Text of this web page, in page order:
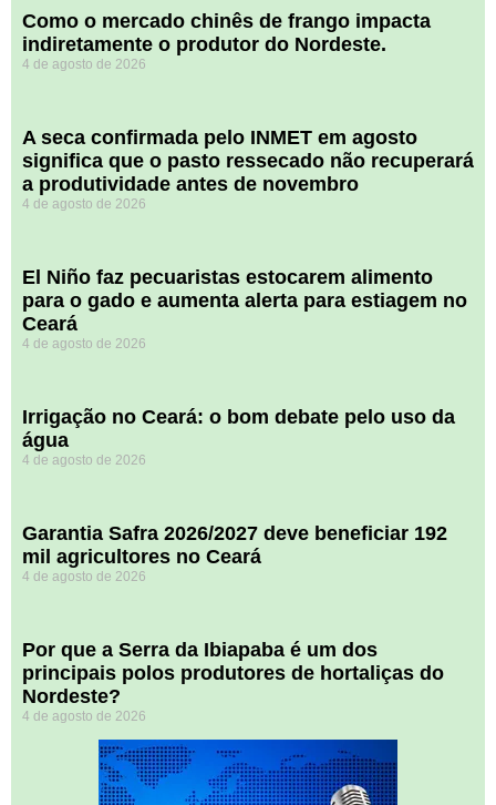
​Como o mercado chinês de frango impacta
indiretamente o produtor do Nordeste.
4 de agosto de 2026
A seca confirmada pelo INMET em agosto
significa que o pasto ressecado não recuperará
a produtividade antes de novembro
4 de agosto de 2026
El Niño faz pecuaristas estocarem alimento
para o gado e aumenta alerta para estiagem no
Ceará
4 de agosto de 2026
Irrigação no Ceará: o bom debate pelo uso da
água
4 de agosto de 2026
Garantia Safra 2026/2027 deve beneficiar 192
mil agricultores no Ceará
4 de agosto de 2026
Por que a Serra da Ibiapaba é um dos
principais polos produtores de hortaliças do
Nordeste?
4 de agosto de 2026